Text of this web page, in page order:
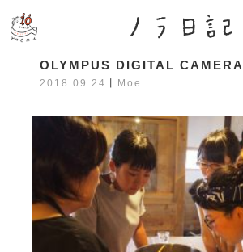
OLYMPUS DIGITAL CAMERA
2018.09.24 Moe